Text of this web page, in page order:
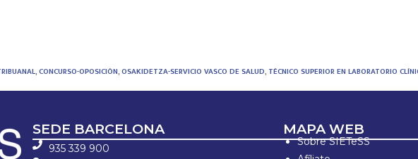
,CONCURSO-OPOSICIÓN,OSAKIDETZA-SERVICIO VASCO DE SALUD, TÉCNICO SUPERIOR EN LABORATORIO
SEDE BARCELONA
935 339 900
MAPA WEB
Sobre SIETeSS